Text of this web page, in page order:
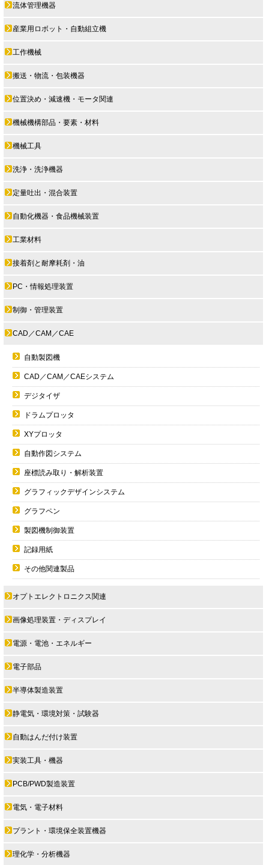
流体管理機器
産業用ロボット・自動組立機
工作機械
搬送・物流・包装機器
位置決め・減速機・モータ関連
機械機構部品・要素・材料
機械工具
洗浄・洗浄機器
定量吐出・混合装置
自動化機器・食品機械装置
工業材料
接着剤と耐摩耗剤・油
PC・情報処理装置
制御・管理装置
CAD／CAM／CAE
自動製図機
CAD／CAM／CAEシステム
デジタイザ
ドラムプロッタ
XYプロッタ
自動作図システム
座標読み取り・解析装置
グラフィックデザインシステム
グラフペン
製図機制御装置
記録用紙
その他関連製品
オプトエレクトロニクス関連
画像処理装置・ディスプレイ
電源・電池・エネルギー
電子部品
半導体製造装置
静電気・環境対策・試験器
自動はんだ付け装置
実装工具・機器
PCB/PWD製造装置
電気・電子材料
プラント・環境保全装置機器
理化学・分析機器